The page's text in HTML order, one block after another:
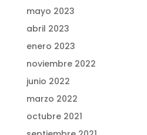
mayo 2023
abril 2023
enero 2023
noviembre 2022
junio 2022
marzo 2022
octubre 2021